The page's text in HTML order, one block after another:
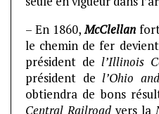
– En 1860,McClellan
le chemin de fer
président del’Illinois
président del’Ohio
obtiendra de bons
Central Railroad vers la